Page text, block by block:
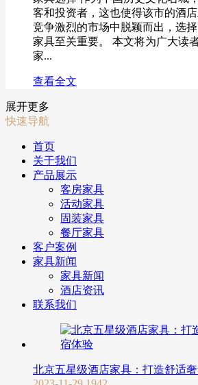
客和投资者，这也使得该市的酒
竞争激烈的市场中脱颖而出，选
家具至关重要。 本文将为广大读
家...
查看全文
展开更多
快速导航
首页
关于我们
产品展示
客房家具
活动家具
固装家具
餐厅家具
客户案例
家具新闻
家具新闻
酒店资讯
联系我们
北京五星级酒店家具：打造舒适